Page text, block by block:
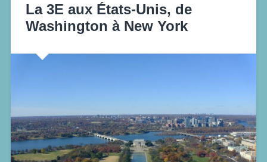
La 3E aux États-Unis, de
Washington à New York